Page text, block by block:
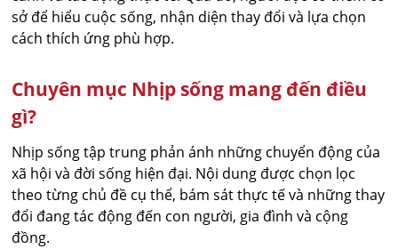
sở để hiểu cuộc sống, nhận diện thay đổi và lựa chọn
cách thích ứng phù hợp.
Chuyên mục Nhịp sống mang đến điều
gì?
Nhịp sống tập trung phản ánh những chuyển động của
xã hội và đời sống hiện đại. Nội dung được chọn lọc
theo từng chủ đề cụ thể, bám sát thực tế và những thay
đổi đang tác động đến con người, gia đình và cộng
đồng.